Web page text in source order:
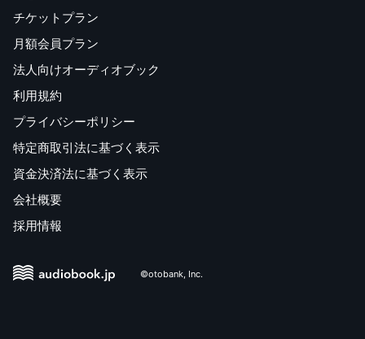
チケットプラン
月額会員プラン
法人向けオーディオブック
利用規約
プライバシーポリシー
特定商取引法に基づく表示
資金決済法に基づく表示
会社概要
採用情報
©otobank, Inc.